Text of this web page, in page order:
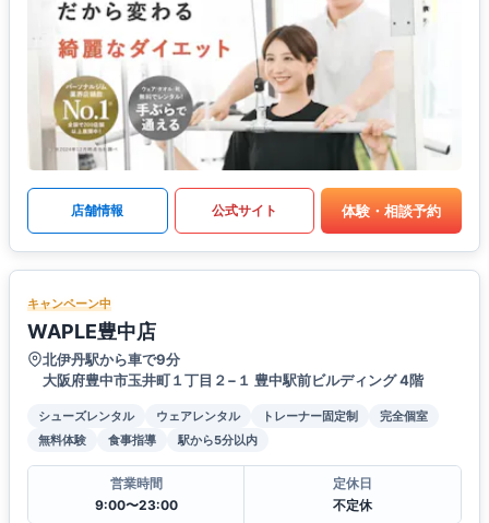
店舗情報 公式サイト 体験・相談予約
キャンペーン中
WAPLE豊中店
北伊丹駅から車で9分
大阪府豊中市玉井町１丁目２−１ 豊中駅前ビルディング 4階
シューズレンタル ウェアレンタル トレーナー固定制
完全個室
無料体験
食事指導 駅から5分以内
営業時間
9:00〜23:00
定休日
不定休